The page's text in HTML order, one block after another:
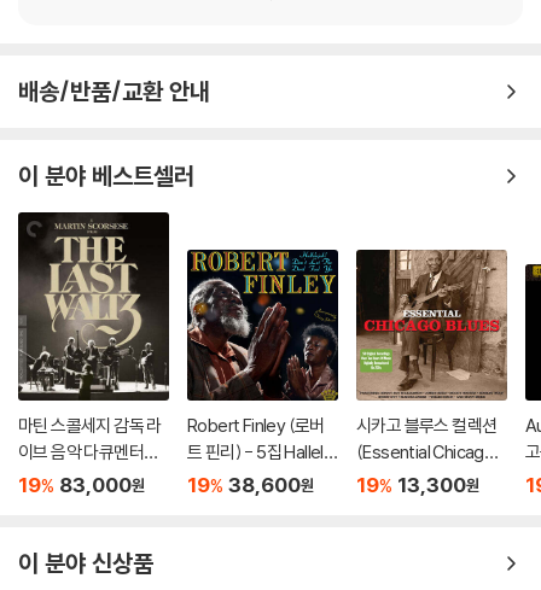
배송/반품/교환 안내
이 분야 베스트셀러
마틴 스콜세지 감독 라
이브 음악 다큐멘터리
(The Last Waltz) [4
19% 83,000원
Robert Finley (로버
트 핀리) - 5집 Halleluj
ah! Don't Let The D
19% 38,600원
시카고 블루스 컬렉션
(Essential Chicago B
lues)
19% 13,300원
이 분야 신상품